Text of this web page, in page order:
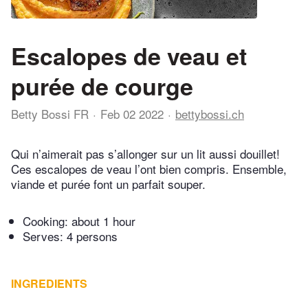
Escalopes de veau et
purée de courge
Betty Bossi FR Feb 02 2022 bettybossi.ch
Qui n’aimerait pas s’allonger sur un lit aussi douillet!
Ces escalopes de veau l’ont bien compris. Ensemble,
viande et purée font un parfait souper.
Cooking: about 1 hour
Serves: 4 persons
INGREDIENTS